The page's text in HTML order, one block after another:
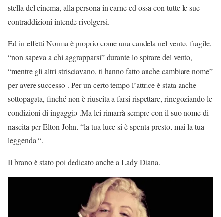
stella del cinema, alla persona in carne ed ossa con tutte le sue
contraddizioni intende rivolgersi.
Ed in effetti Norma è proprio come una candela nel vento, fragile,
“non sapeva a chi aggrapparsi” durante lo spirare del vento,
“mentre gli altri strisciavano, ti hanno fatto anche cambiare nome”
per avere successo . Per un certo tempo l’attrice è stata anche
sottopagata, finché non è riuscita a farsi rispettare, rinegoziando le
condizioni di ingaggio .Ma lei rimarrà sempre con il suo nome di
nascita per Elton John, “la tua luce si è spenta presto, mai la tua
leggenda “.
Il brano è stato poi dedicato anche a Lady Diana.